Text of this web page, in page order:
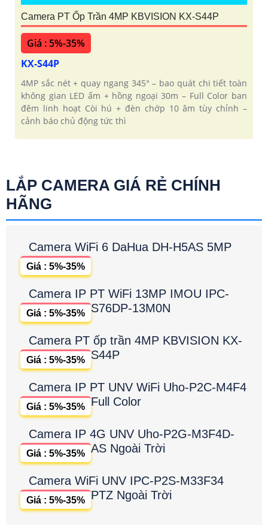
Camera PT Ốp Trần 4MP KBVISION KX-S44P
Giá : 5%-35%
KX-S44P
4MP sắc nét + quay ngang 345° – bao quát chi tiết toàn
không gian LED ấm + hồng ngoại 30m – Full Color ban
đêm linh hoạt Còi hú + đèn chớp 10 âm tùy chỉnh –
cảnh báo chủ động tức thì
LẮP CAMERA GIÁ RẺ CHÍNH
HÃNG
Camera WiFi 6 DaHua DH-H5AS 5MP
Giá : 5%-35%
Camera IP PT WiFi 13MP IMOU IPC-
S76DP-13M0N
Giá : 5%-35%
Camera PT ốp trần 4MP KBVISION KX-
S44P
Giá : 5%-35%
Camera IP PT UNV WiFi Uho-P2C-M4F4
Full Color
Giá : 5%-35%
Camera IP 4G UNV Uho-P2G-M3F4D-
AS Ngoài Trời
Giá : 5%-35%
Camera WiFi UNV IPC-P2S-M33F34
PTZ Ngoài Trời
Giá : 5%-35%